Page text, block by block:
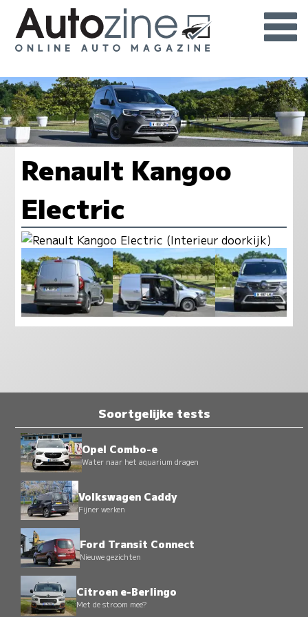
Renault Kangoo
Electric
Soortgelijke tests
Opel Combo-e
Water naar het aquarium dragen
Volkswagen Caddy
Fijner werken
Ford Transit Connect
Nieuwe gezichten
Citroen e-Berlingo
Met de stroom mee?